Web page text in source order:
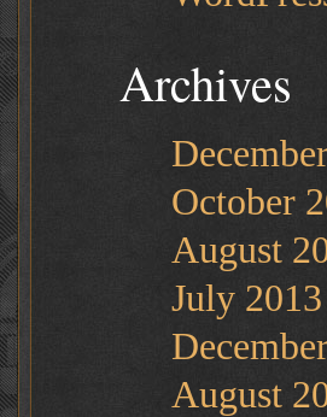
Archives
October
August
July 2013
August